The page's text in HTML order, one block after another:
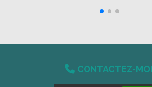
 CONTACTEZ-MOI